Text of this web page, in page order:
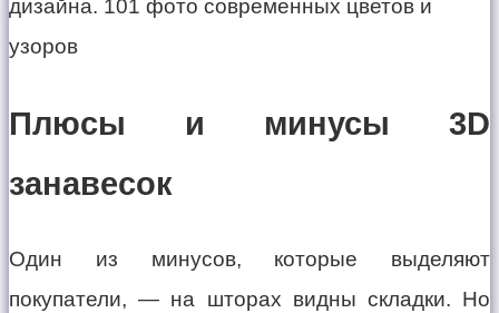
Плюсы и минусы 3D
занавесок
Один из минусов, которые выделяют
покупатели, — на шторах видны складки. Но